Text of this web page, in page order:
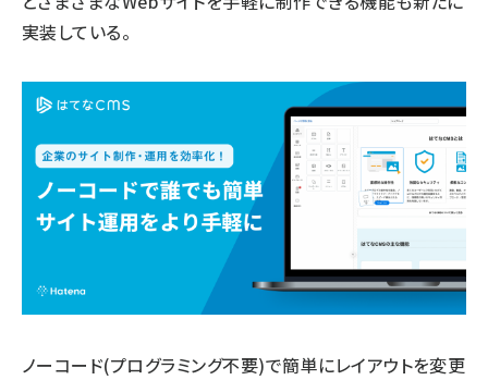
実装している。
ノーコード(プログラミング不要)で簡単にレイアウトを変更